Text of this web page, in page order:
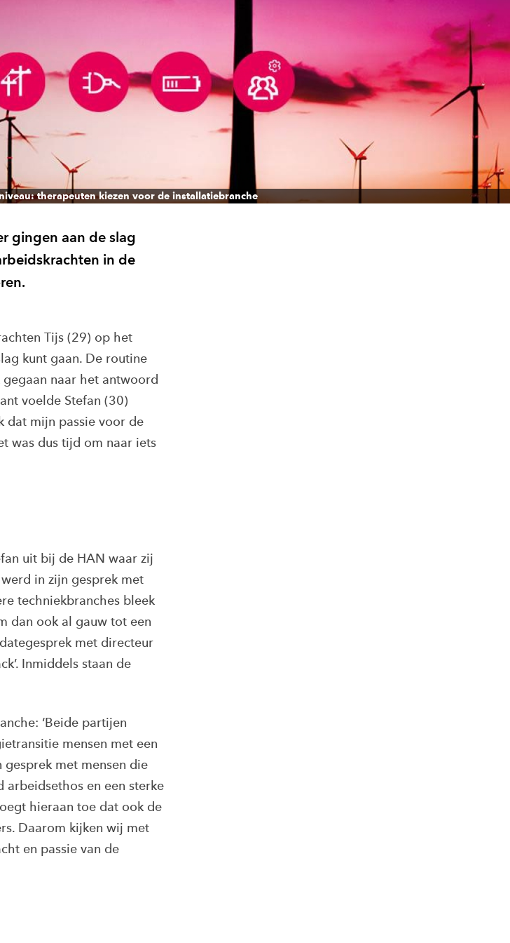
therapeuten kiezen voor de installatiebranche
gingen aan de slag
in de
Tijs (29) op het
kunt gaan. De routine
naar het antwoord
voelde Stefan (30)
dat mijn passie voor de
was dus tijd om naar iets
uit bij de HAN waar zij
in zijn gesprek met
techniekbranches bleek
dan ook al gauw tot een
met directeur
Inmiddels staan de
‘Beide partijen
mensen met een
met mensen die
arbeidsethos en een sterke
hieraan toe dat ook de
Daarom kijken wij met
en passie van de